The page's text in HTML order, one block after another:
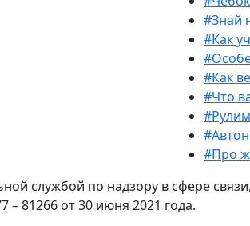
#Знай
#Как
#Как
#Что
#Про
службой по надзору в сфере
81266 от 30 июня 2021 года.